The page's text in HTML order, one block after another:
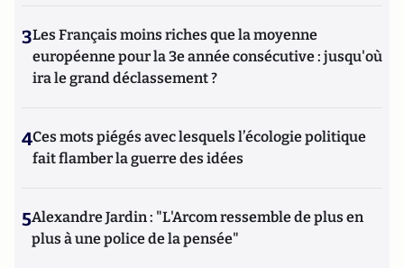
3Les Français moins riches que la moyenne
européenne pour la 3e année consécutive : jusqu'où
ira le grand déclassement ?
4Ces mots piégés avec lesquels l’écologie politique
fait flamber la guerre des idées
5Alexandre Jardin : "L'Arcom ressemble de plus en
plus à une police de la pensée"